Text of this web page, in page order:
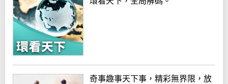
奇事趣事天下事，精彩無界限，放